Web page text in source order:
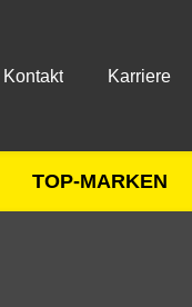
Kontakt Karriere
TOP-MARKEN